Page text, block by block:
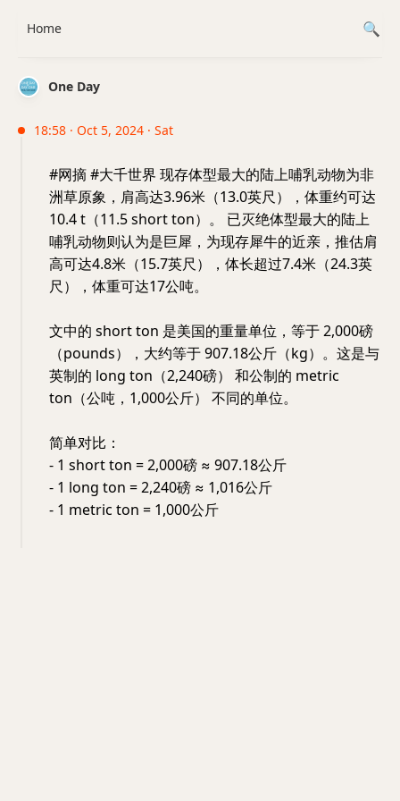
One Day
18:58 · Oct 5, 2024 · Sat
#网摘 #大千世界 现存体型最大的陆上哺乳动物为非
洲草原象，肩高达3.96米（13.0英尺），体重约可达
10.4 t（11.5 short ton）。 已灭绝体型最大的陆上
哺乳动物则认为是巨犀，为现存犀牛的近亲，推估肩
高可达4.8米（15.7英尺），体长超过7.4米（24.3英
尺），体重可达17公吨。
文中的 short ton 是美国的重量单位，等于 2,000磅
（pounds），大约等于 907.18公斤（kg）。这是与
英制的 long ton（2,240磅） 和公制的 metric
ton（公吨，1,000公斤） 不同的单位。
简单对比：
- 1 short ton = 2,000磅 ≈ 907.18公斤
- 1 long ton = 2,240磅 ≈ 1,016公斤
- 1 metric ton = 1,000公斤
Home